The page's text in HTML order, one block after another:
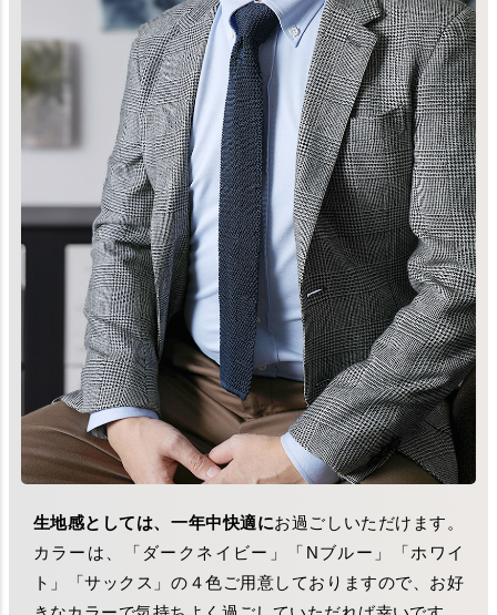
生地感としては、一年中快適にお過ごしいただけます。
カラーは、「ダークネイビー」「Nブルー」「ホワイ
ト」「サックス」の４色ご用意しておりますので、お好